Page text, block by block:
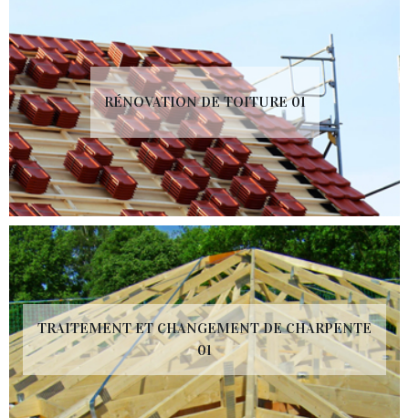
RÉNOVATION DE TOITURE 01
TRAITEMENT ET CHANGEMENT DE CHARPENTE
01